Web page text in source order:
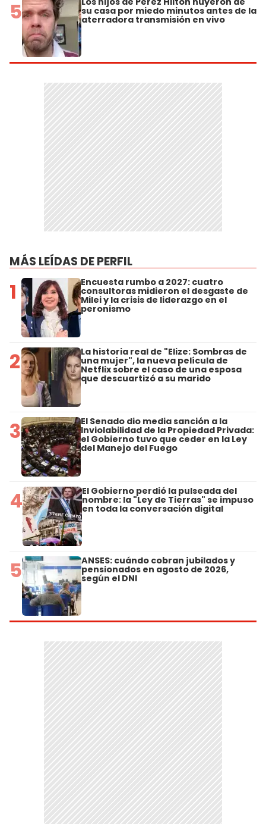
5 su casa por miedo minutos antes de la
aterradora transmisión en vivo
MÁS LEÍDAS DE PERFIL
1 Encuesta rumbo a 2027: cuatro
consultoras midieron el desgaste de
Milei y la crisis de liderazgo en el
peronismo
2 La historia real de "Elize: Sombras de
una mujer", la nueva película de
Netflix sobre el caso de una esposa
que descuartizó a su marido
3 El Senado dio media sanción a la
Inviolabilidad de la Propiedad Privada:
el Gobierno tuvo que ceder en la Ley
del Manejo del Fuego
4 El Gobierno perdió la pulseada del
nombre: la "Ley de Tierras" se impuso
en toda la conversación digital
5 ANSES: cuándo cobran jubilados y
pensionados en agosto de 2026,
según el DNI